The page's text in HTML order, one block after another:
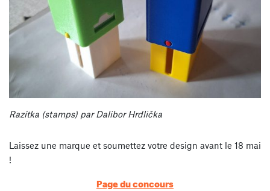
Razítka (stamps) par Dalibor Hrdlička
Laissez une marque et soumettez votre design avant le 18 mai
!
Page du concours